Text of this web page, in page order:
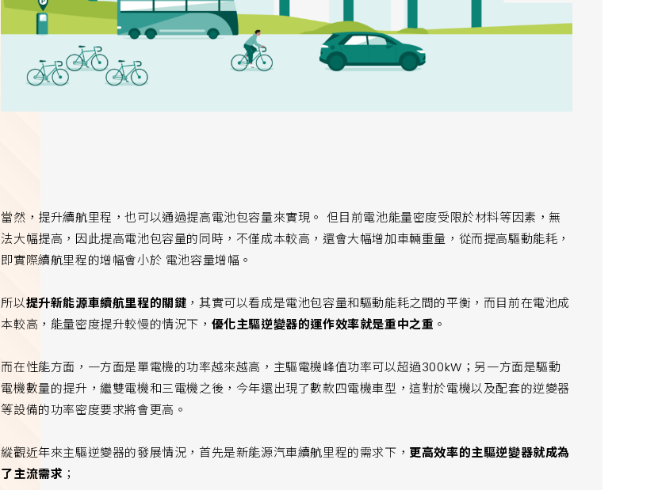
當然，提升續航里程，也可以通過提高電池包容量來實現。 但目前電池能量密度受限於材料等因素，無
法大幅提高，因此提高電池包容量的同時，不僅成本較高，還會大幅增加車輛重量，從而提高驅動能耗，
即實際續航里程的增幅會小於 電池容量增幅。
所以提升新能源車續航里程的關鍵 ，其實可以看成是電池包容量和驅動能耗之間的平衡，而目前在電池成
本較高，能量密度提升較慢的情況下， 優化主驅逆變器的運作效率就是重中之重 。
而在性能方面，一方面是單電機的功率越來越高，主驅電機峰值功率可以超過300kW；另一方面是驅動
電機數量的提升，繼雙電機和三電機之後，今年還出現了數款四電機車型，這對於電機以及配套的逆變器
等設備的功率密度要求將會更高。
縱觀近年來主驅逆變器的發展情況，首先是新能源汽車續航里程的需求下， 更高效率的主驅逆變器就成為
了主流需求 ；